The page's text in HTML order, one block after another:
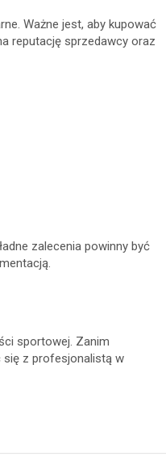
Ważne jest, aby kupować
reputację sprzedawcy oraz
zalecenia powinny być
sportowej. Zanim
się z profesjonalistą w